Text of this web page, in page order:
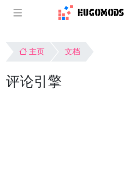
HUGOMODS
主页 文档
评论引擎